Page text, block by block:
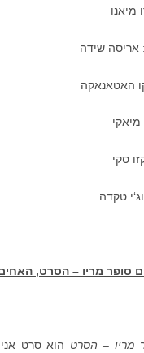
מיאנו
אריסה שידה
האטאנאקה
סקי
טקדה
סופר מריו – הסרט,
מריו – הסרט